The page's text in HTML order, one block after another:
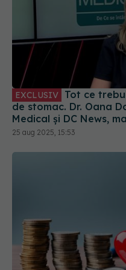
EXCLUSIV
de stomac. Dr. Oana
Medical și DC News,
25 aug 2025, 15:53